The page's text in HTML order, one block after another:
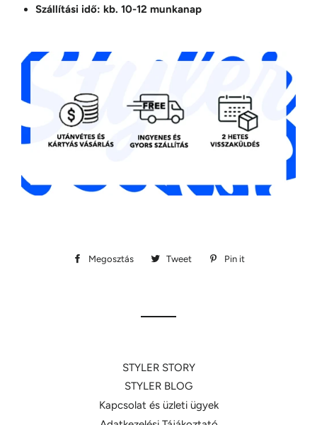
Szállítási idő: kb. 10-12 munkanap
Megosztás
Megosztás
Tweet
Megosztás
Pin it
STYLER STORY
STYLER BLOG
Kapcsolat és üzleti ügyek